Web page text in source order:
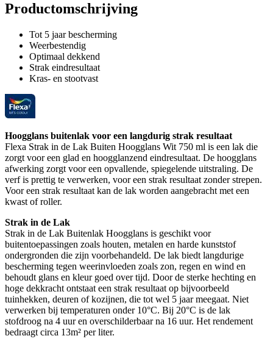
Productomschrijving
Tot 5 jaar bescherming
Weerbestendig
Optimaal dekkend
Strak eindresultaat
Kras- en stootvast
Hoogglans buitenlak voor een langdurig strak resultaat
Flexa Strak in de Lak Buiten Hoogglans Wit 750 ml is een lak die
zorgt voor een glad en hoogglanzend eindresultaat. De hoogglans
afwerking zorgt voor een opvallende, spiegelende uitstraling. De
verf is prettig te verwerken, voor een strak resultaat zonder strepen.
Voor een strak resultaat kan de lak worden aangebracht met een
kwast of roller.
Strak in de Lak
Strak in de Lak Buitenlak Hoogglans is geschikt voor
buitentoepassingen zoals houten, metalen en harde kunststof
ondergronden die zijn voorbehandeld. De lak biedt langdurige
bescherming tegen weerinvloeden zoals zon, regen en wind en
behoudt glans en kleur goed over tijd. Door de sterke hechting en
hoge dekkracht ontstaat een strak resultaat op bijvoorbeeld
tuinhekken, deuren of kozijnen, die tot wel 5 jaar meegaat. Niet
verwerken bij temperaturen onder 10°C. Bij 20°C is de lak
stofdroog na 4 uur en overschilderbaar na 16 uur. Het rendement
bedraagt circa 13m² per liter.